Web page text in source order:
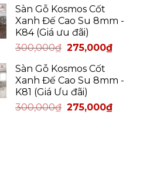
Sàn Gỗ Kosmos Cốt
Xanh Đế Cao Su 8mm -
K84 (Giá ưu đãi)
300,000₫ 275,000₫
Sàn Gỗ Kosmos Cốt
Xanh Đế Cao Su 8mm -
K81 (Giá Ưu đãi)
300,000₫ 275,000₫